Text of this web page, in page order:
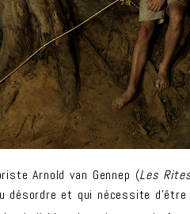
Arnold van Gennep (Les
désordre et qui nécessite